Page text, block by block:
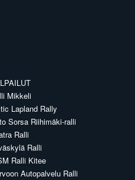
Mikkeli
Lapland Rally
Sorsa Riihimäki-ralli
Ralli
Ralli
Ralli Kitee
Autopalvelu Ralli